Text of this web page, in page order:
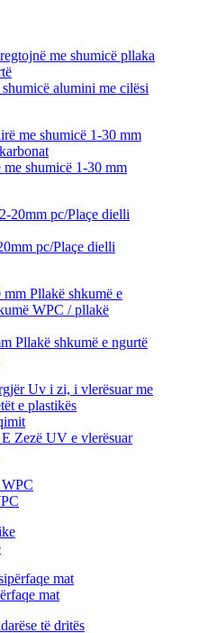
alumini me cilësi
shumicë 1-30 mm
pc/Plaçe dielli
Pllakë shkumë e ngurtë
Zezë UV e vlerësuar
mat